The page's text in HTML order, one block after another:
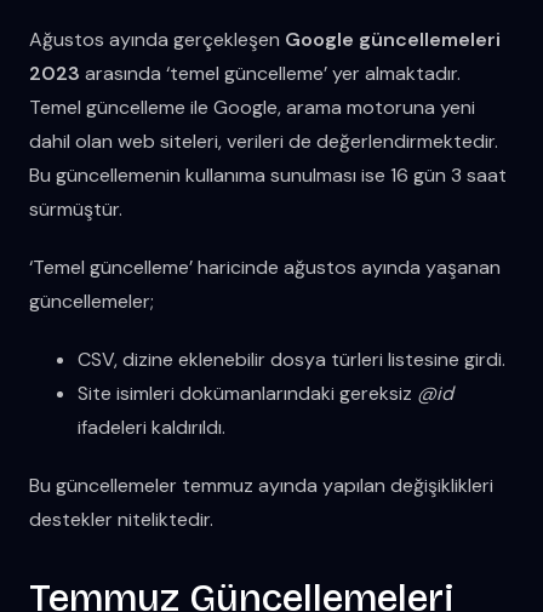
Ağustos ayında gerçekleşen Google güncellemeleri
2023 arasında ‘temel güncelleme’ yer almaktadır.
Temel güncelleme ile Google, arama motoruna yeni
dahil olan web siteleri, verileri de değerlendirmektedir.
Bu güncellemenin kullanıma sunulması ise 16 gün 3 saat
sürmüştür.
‘Temel güncelleme’ haricinde ağustos ayında yaşanan
güncellemeler;
CSV, dizine eklenebilir dosya türleri listesine girdi.
Site isimleri dokümanlarındaki gereksiz @id
ifadeleri kaldırıldı.
Bu güncellemeler temmuz ayında yapılan değişiklikleri
destekler niteliktedir.
Temmuz Güncellemeleri